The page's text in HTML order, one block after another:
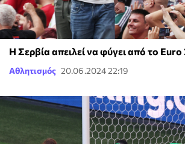
Η Σερβία απειλεί να φύγει από το
Αθλητισμός 20.06.2024 22:19